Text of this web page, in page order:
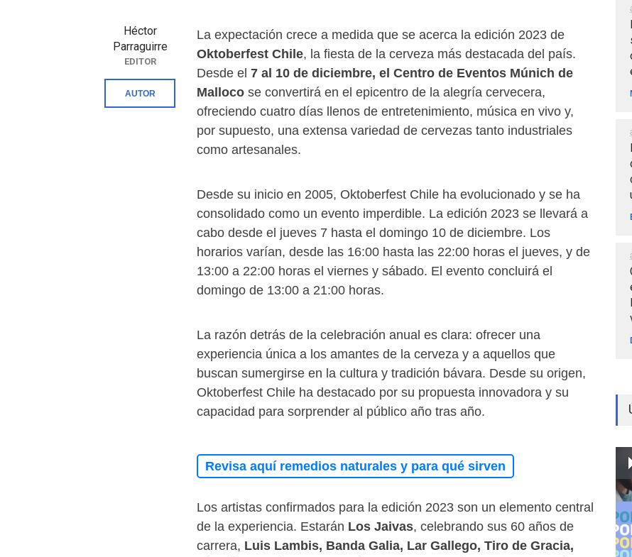
La expectación crece a medida que se acerca la edición 2023 de
Oktoberfest Chile, la fiesta de la cerveza más destacada del país.
Desde el 7 al 10 de diciembre, el Centro de Eventos Múnich de
Malloco se convertirá en el epicentro de la alegría cervecera,
ofreciendo cuatro días llenos de entretenimiento, música en vivo y,
por supuesto, una extensa variedad de cervezas tanto industriales
como artesanales.
Desde su inicio en 2005, Oktoberfest Chile ha evolucionado y se ha
consolidado como un evento imperdible. La edición 2023 se llevará a
cabo desde el jueves 7 hasta el domingo 10 de diciembre. Los
horarios varían, desde las 16:00 hasta las 22:00 horas el jueves, y de
13:00 a 22:00 horas el viernes y sábado. El evento concluirá el
domingo de 13:00 a 21:00 horas.
La razón detrás de la celebración anual es clara: ofrecer una
experiencia única a los amantes de la cerveza y a aquellos que
buscan sumergirse en la cultura y tradición bávara. Desde su origen,
Oktoberfest Chile ha destacado por su propuesta innovadora y su
capacidad para sorprender al público año tras año.
Revisa aquí remedios naturales y para qué sirven
Los artistas confirmados para la edición 2023 son un elemento central
de la experiencia. Estarán Los Jaivas, celebrando sus 60 años de
carrera, Luis Lambis, Banda Galia, Lar Gallego, Tiro de Gracia,
Héctor
Parraguirre
EDITOR
AUTOR